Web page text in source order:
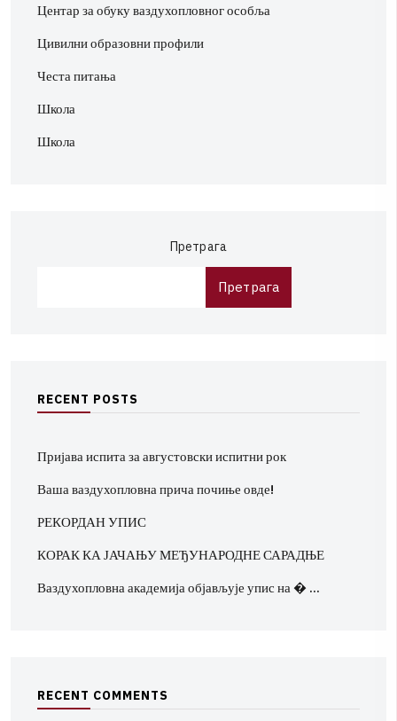
Центар за обуку ваздухопловног особља
Цивилни образовни профили
Честа питања
Школа
Школа
Претрага
Претрага
RECENT POSTS
Пријава испита за августовски испитни рок
Ваша ваздухопловна прича почиње овде!
РЕКОРДАН УПИС
КОРАК КА ЈАЧАЊУ МЕЂУНАРОДНЕ САРАДЊЕ
Ваздухопловна академија објављује упис на � …
RECENT COMMENTS